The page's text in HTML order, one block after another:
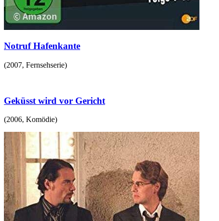
Notruf Hafenkante
(2007, Fernsehserie)
Geküsst wird vor Gericht
(2006, Komödie)